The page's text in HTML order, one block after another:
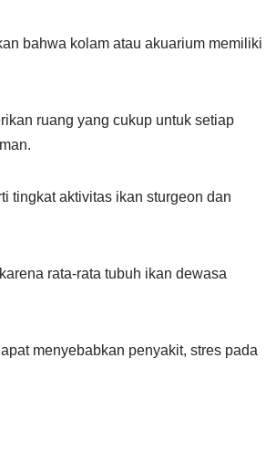
bahwa kolam atau akuarium memiliki
ruang yang cukup untuk setiap
tingkat aktivitas ikan sturgeon dan
rata-rata tubuh ikan dewasa
menyebabkan penyakit, stres pada